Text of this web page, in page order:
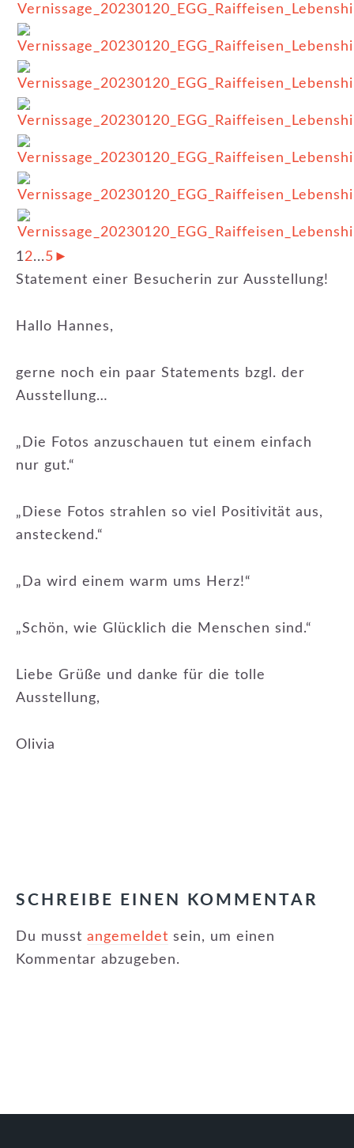
12...5 ►
Statement einer Besucherin zur Ausstellung!
Hallo Hannes,
gerne noch ein paar Statements bzgl. der
Ausstellung…
„Die Fotos anzuschauen tut einem einfach
nur gut.“
„Diese Fotos strahlen so viel Positivität aus,
ansteckend.“
„Da wird einem warm ums Herz!“
„Schön, wie Glücklich die Menschen sind.“
Liebe Grüße und danke für die tolle
Ausstellung,
Olivia
SCHREIBE EINEN KOMMENTAR
Du musst angemeldet sein, um einen
Kommentar abzugeben.